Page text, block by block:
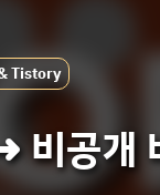
Tistory
비공개